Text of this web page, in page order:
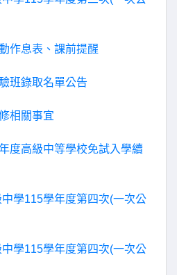
作息表、課前提醒
班錄取名單公告
相關事宜
度高級中等學校免試入學續
學115學年度第四次(一次公
學115學年度第四次(一次公